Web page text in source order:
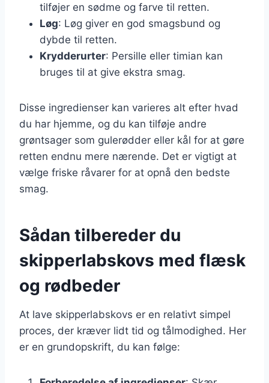
tilføjer en sødme og farve til retten.
Løg: Løg giver en god smagsbund og
dybde til retten.
Krydderurter: Persille eller timian kan
bruges til at give ekstra smag.
Disse ingredienser kan varieres alt efter hvad
du har hjemme, og du kan tilføje andre
grøntsager som gulerødder eller kål for at gøre
retten endnu mere nærende. Det er vigtigt at
vælge friske råvarer for at opnå den bedste
smag.
Sådan tilbereder du
skipperlabskovs med flæsk
og rødbeder
At lave skipperlabskovs er en relativt simpel
proces, der kræver lidt tid og tålmodighed. Her
er en grundopskrift, du kan følge: